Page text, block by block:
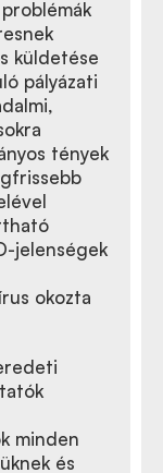
küldetése
pályázati
tények
jelenségek
okozta
minden
és